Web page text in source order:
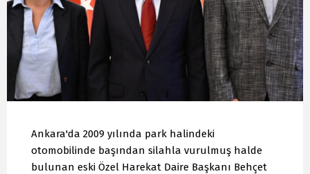
Ankara'da 2009 yılında park halindeki
otomobilinde başından silahla vurulmuş halde
bulunan eski Özel Harekat Daire Başkanı Behçet